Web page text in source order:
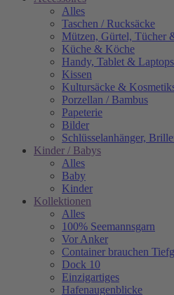
Alles
Taschen / Rucksäcke
Mützen, Gürtel, Tücher
Küche & Köche
Handy, Tablet & Laptops
Kissen
Kultursäcke &
Porzellan / Bambus
Papeterie
Bilder
Schlüsselanhänger,
Kinder / Babys
Alles
Baby
Kinder
Kollektionen
Alles
100% Seemannsgarn
Vor Anker
Container brauchen
Dock 10
Einzigartiges
Hafenaugen­blicke